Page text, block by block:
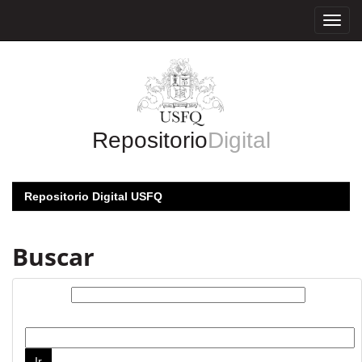
RepositorioDigital
Repositorio Digital USFQ
Buscar